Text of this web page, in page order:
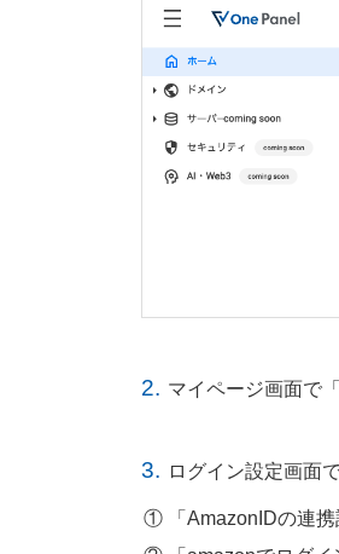
2. マイページ画面で
3. ログイン設定画面
「AmazonIDの連